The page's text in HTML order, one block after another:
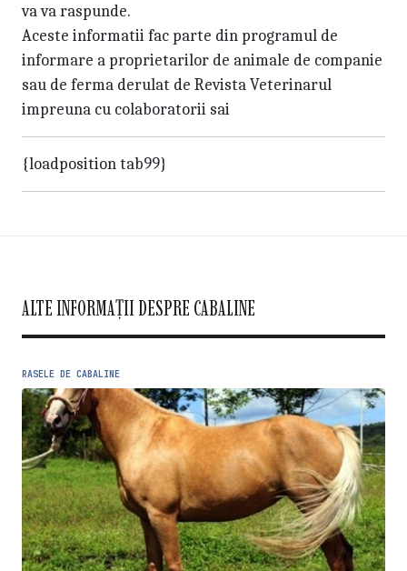
va va raspunde.
Aceste informatii fac parte din programul de
informare a proprietarilor de animale de companie
sau de ferma derulat de Revista Veterinarul
impreuna cu colaboratorii sai
{loadposition tab99}
ALTE INFORMAȚII DESPRE CABALINE
RASELE DE CABALINE